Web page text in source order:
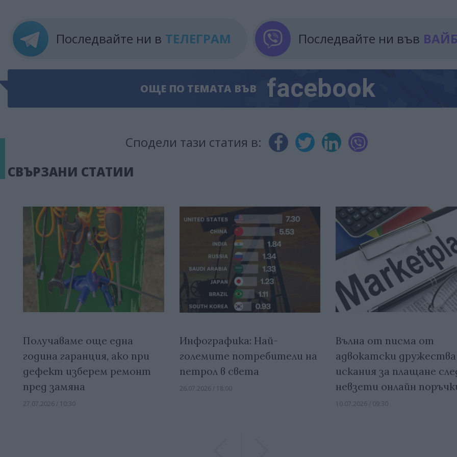
Последвайте ни в ТЕЛЕГРАМ Последвайте ни във
ОЩЕ ПО ТЕМАТА ВЪВ facebook
Сподели тази статия в:
СВЪРЗАНИ СТАТИИ
Получаваме още една
година гаранция, ако при
дефект изберем ремонт
пред замяна
27.07.2026 / 10:30
Инфографика: Най-
големите потребители на
петрол в света
26.07.2026 / 18:00
Вълна от писма от
адвокатски
искания за плащане
невзети онлайн
10.07.2026 / 09:30